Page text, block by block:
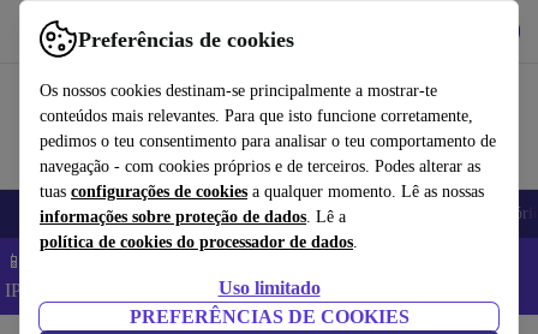
Preferências de cookies
Os nossos cookies destinam-se principalmente a mostrar-te
conteúdos mais relevantes. Para que isto funcione corretamente,
pedimos o teu consentimento para analisar o teu comportamento de
navegação - com cookies próprios e de terceiros. Podes alterar as
tuas configurações de cookies a qualquer momento. Lê as nossas
informações sobre proteção de dados. Lê a
política de cookies do processador de dados.
Uso limitado
PREFERÊNCIAS DE COOKIES
Use o refurbed de forma rápida e fácil
Telemóveis Computadores Portáteis Tablets
📱 Poupa 5% EXTRA em todos os iPhones – Código:
IPHONEDEAL –